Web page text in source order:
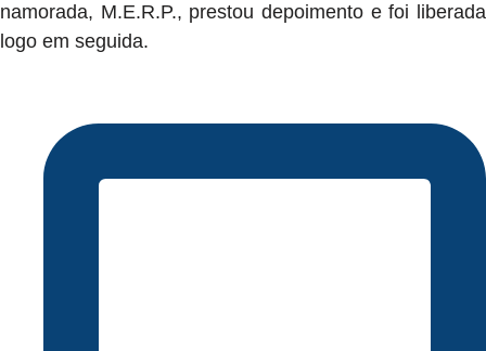
namorada, M.E.R.P., prestou depoimento e foi liberada
logo em seguida.